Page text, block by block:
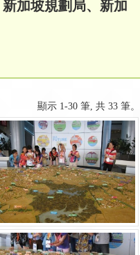
加坡規劃局、新加
顯示 1-30 筆, 共 33 筆。